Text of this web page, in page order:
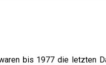
bis 1977 die letzten